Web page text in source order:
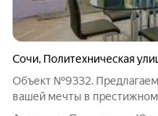
Сочи, Политехническая
Объект №9332.
вашей мечты в
Сочи! Дом расположен на